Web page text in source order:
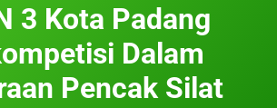
3 Kota Padang
Dalam
Pencak Silat